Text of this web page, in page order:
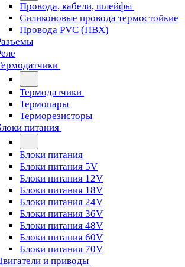
Провода, кабели, шлейфы
Силиконовые провода термостойкие
Провода PVC (ПВХ)
Термодатчики
Термопары
Терморезисторы
питания
Блоки питания
Блоки питания 5V
Блоки питания 12V
Блоки питания 18V
Блоки питания 24V
Блоки питания 36V
Блоки питания 48V
Блоки питания 60V
Блоки питания 70V
и приводы